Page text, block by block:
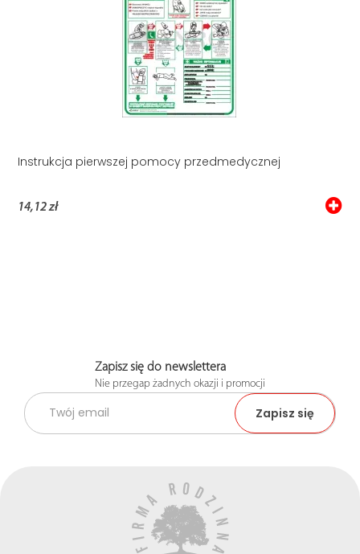
Instrukcja pierwszej pomocy przedmedycznej
14,12 zł
Zapisz się do newslettera
Nie przegap żadnych okazji i promocji